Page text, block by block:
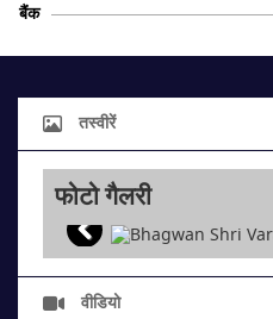
बैंक
तस्वीरें
फोटो गैलरी
वीडियो